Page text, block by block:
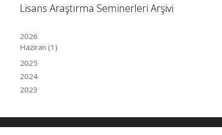
Lisans Araştırma Seminerleri Arşivi
2026
Haziran (1)
2025
2024
2023